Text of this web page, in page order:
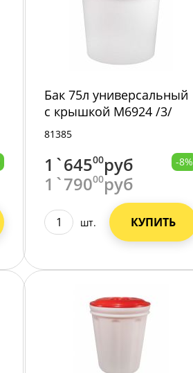
Бак 75л универсальный
с крышкой М6924 /3/
81385
1`64500руб
1`79000руб
-8%
шт. КУПИТЬ